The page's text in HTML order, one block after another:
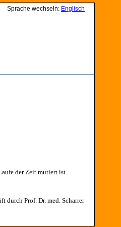
Sprache wechseln: Englisch
der Zeit mutiert ist.
durch Prof. Dr. med. Scharrer